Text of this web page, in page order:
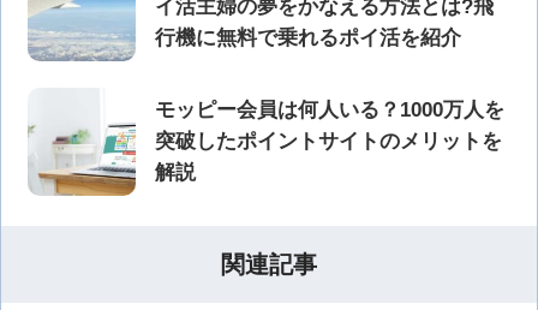
イ活主婦の夢をかなえる方法とは?飛
行機に無料で乗れるポイ活を紹介
モッピー会員は何人いる？1000万人を
突破したポイントサイトのメリットを
解説
関連記事